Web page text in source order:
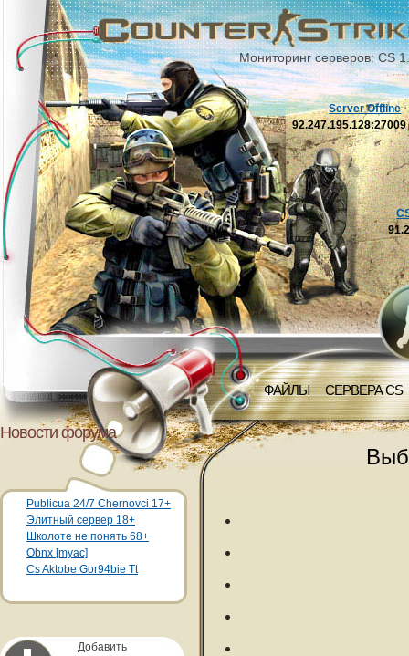
Мониторинг серверов: CS
ФАЙЛЫ СЕРВЕРА CS
Server Offline
92.247.195.128:27009
Новости форума
Publicua 24/7 Chernovci 17+
Элитный сервер 18+
Школоте не понять 68+
Obnx [myac]
Cs Aktobe Gor94bie Tt
Добавить